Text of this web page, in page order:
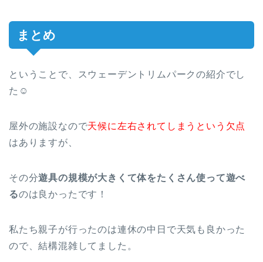
まとめ
ということで、スウェーデントリムパークの紹介でし
た☺
屋外の施設なので天候に左右されてしまうという欠点
はありますが、
その分遊具の規模が大きくて体をたくさん使って遊べ
るのは良かったです！
私たち親子が行ったのは連休の中日で天気も良かった
ので、結構混雑してました。